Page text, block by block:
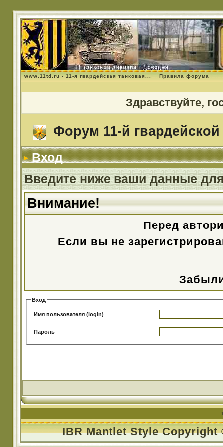
www.11td.ru - 11-я гвардейская танковая... Правила форума
Здравствуйте,
Форум 11-й гвардейской
Вход
Введите ниже ваши данные
Внимание!
Перед
Если вы не
Вход
Имя пользователя (login)
Пароль
IBR Mantlet Style Copyright